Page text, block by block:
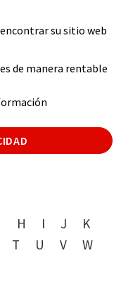
su sitio web
de manera rentable
H I J
K
T U V
W